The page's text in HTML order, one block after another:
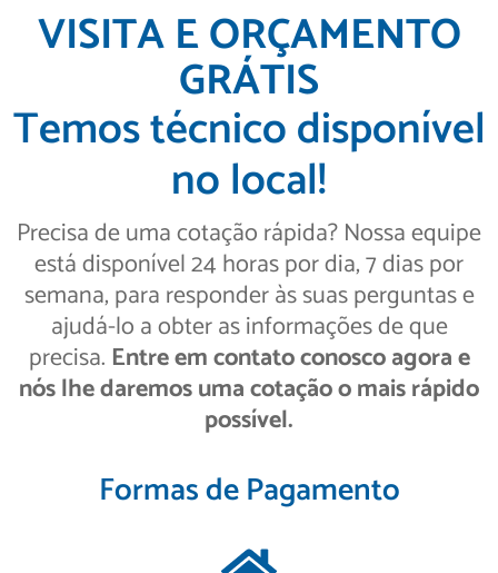
VISITA E ORÇAMENTO
GRÁTIS
Temos técnico disponível
no local!
Precisa de uma cotação rápida? Nossa equipe
está disponível 24 horas por dia, 7 dias por
semana, para responder às suas perguntas e
ajudá-lo a obter as informações de que
precisa. Entre em contato conosco agora e
nós lhe daremos uma cotação o mais rápido
possível.
Formas de Pagamento